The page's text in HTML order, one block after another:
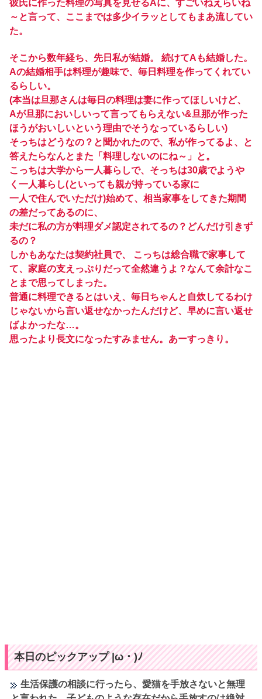
彼氏に作った料理の写真を見せるAに、すごいねえらいね
～と言って、ここまでは多少イラッとしてもまあ流してい
た。
そこから数年経ち、先日私が結婚。 続けてAも結婚した。
Aの結婚相手は料理が趣味で、毎日料理を作ってくれてい
るらしい。
(本当は旦那さんは毎日の料理は妻に作ってほしいけど、
Aが旦那においしいって言ってもらえない&旦那が作った
ほうがおいしいという理由でそうなっているらしい)
そっちはどうなの？と聞かれたので、私が作ってるよ、と
答えたらなんとまた「料理しないのにね～」と。
こっちは大学から一人暮らしで、そっちは30歳でようや
く一人暮らし(といっても親が持っている家に
一人で住んでいただけ)始めて、相当家事をしてきた期間
の差だってあるのに、
未だに私の方が料理ダメ認定されてるの？どんだけ引きず
るの？
しかもあなたは契約社員で、 こっちは総合職で家事して
て、家庭の支えっぷりだって全然違うよ？なんて余計なこ
とまで思ってしまった。
普通に料理できるとはいえ、毎日ちゃんと自炊してるわけ
じゃないから言い返せなかったんだけど、早めに言い返せ
ばよかったな…。
思ったより長文になったすみません。あーすっきり。
本日のピックアップ |ω・)ﾉ
生活保護の相談に行ったら、愛猫を手放さないと無理